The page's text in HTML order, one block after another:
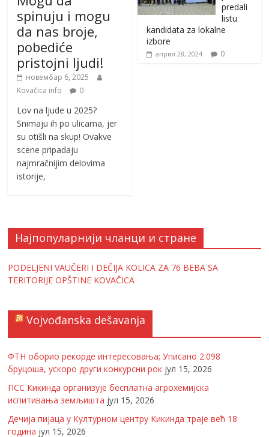
spinuju i mogu
da nas broje,
pobediće
pristojni ljudi!
новембар 6, 2025
Kovačica info
0
Lov na ljude u 2025?
Snimaju ih po ulicama, jer
su otišli na skup! Ovakve
scene pripadaju
najmračnijim delovima
istorije,
predali
listu
kandidata za lokalne
izbore
април 28, 2024 0
Најпопуларнији чланци и стране
PODELJENI VAUČERI I DEČIJA KOLICA ZA 76 BEBA SA
TERITORIJE OPŠTINE KOVAČICA
Vojvođanska dešavanja
ФТН оборио рекорде интересовања; Уписано 2.098
бруцоша, ускоро други конкурсни рок јул 15, 2026
ПСС Кикинда организује бесплатна агрохемијска
испитивања земљишта јул 15, 2026
Дечија пијаца у Културном центру Кикинда траје већ 18
година јул 15, 2026